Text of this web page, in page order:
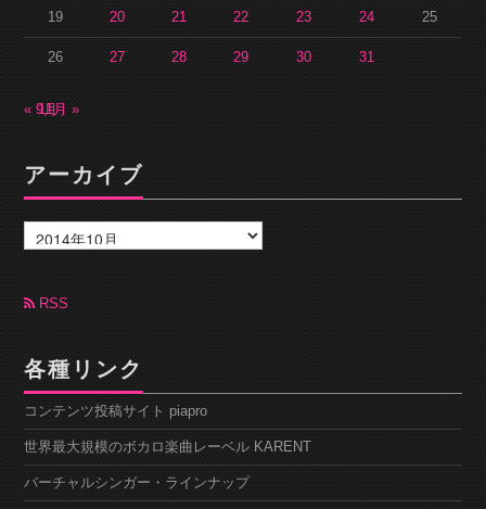
19 20 21 22 23 24 25
26 27 28 29 30 31
« 9月
11月 »
アーカイブ
ー
カ
ブ RSS
各種リンク
コンテンツ投稿サイト piapro
世界最大規模のボカロ楽曲レーベル KARENT
バーチャルシンガー・ラインナップ